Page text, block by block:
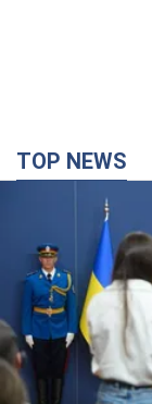
TOP NEWS